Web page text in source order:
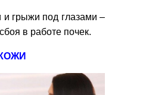
и грыжи под глазами –
в работе почек.